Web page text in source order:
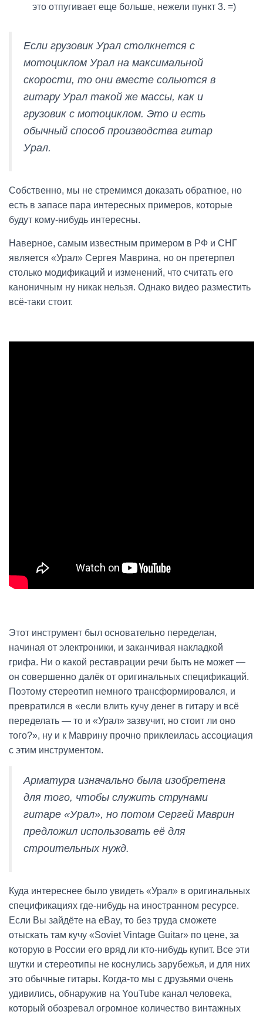
это отпугивает еще больше, нежели пункт 3. =)
Если грузовик Урал столкнется с
мотоциклом Урал на максимальной
скорости, то они вместе сольются в
гитару Урал такой же массы, как и
грузовик с мотоциклом. Это и есть
обычный способ производства гитар
Урал.
Собственно, мы не стремимся доказать обратное, но
есть в запасе пара интересных примеров, которые
будут кому-нибудь интересны.
Наверное, самым известным примером в РФ и СНГ
является «Урал» Сергея Маврина, но он претерпел
столько модификаций и изменений, что считать его
каноничным ну никак нельзя. Однако видео разместить
всё-таки стоит.
Этот инструмент был основательно переделан,
начиная от электроники, и заканчивая накладкой
грифа. Ни о какой реставрации речи быть не может —
он совершенно далёк от оригинальных спецификаций.
Поэтому стереотип немного трансформировался, и
превратился в «если влить кучу денег в гитару и всё
переделать — то и «Урал» зазвучит, но стоит ли оно
того?», ну и к Маврину прочно приклеилась ассоциация
с этим инструментом.
Арматура изначально была изобретена
для того, чтобы служить струнами
гитаре «Урал», но потом Сергей Маврин
предложил использовать её для
строительных нужд.
Куда интереснее было увидеть «Урал» в оригинальных
спецификациях где-нибудь на иностранном ресурсе.
Если Вы зайдёте на eBay, то без труда сможете
отыскать там кучу «Soviet Vintage Guitar» по цене, за
которую в России его вряд ли кто-нибудь купит. Все эти
шутки и стереотипы не коснулись зарубежья, и для них
это обычные гитары. Когда-то мы с друзьями очень
удивились, обнаружив на YouTube канал человека,
который обозревал огромное количество винтажных